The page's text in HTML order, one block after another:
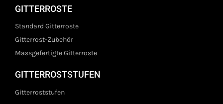
GITTERROSTE
Standard Gitterroste
Gitterrost-Zubehör
Massgefertigte Gitterroste
GITTERROSTSTUFEN
Gitterroststufen